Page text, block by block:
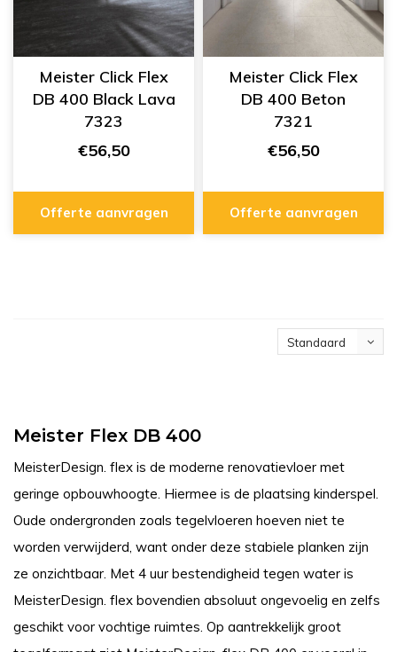
Meister Click Flex
DB 400 Black Lava
7323
€56,50
Offerte aanvragen
Meister Click Flex
DB 400 Beton
7321
€56,50
Offerte aanvragen
Standaard
Meister Flex DB 400
MeisterDesign. flex is de moderne renovatievloer met
geringe opbouwhoogte. Hiermee is de plaatsing kinderspel.
Oude ondergronden zoals tegelvloeren hoeven niet te
worden verwijderd, want onder deze stabiele planken zijn
ze onzichtbaar. Met 4 uur bestendigheid tegen water is
MeisterDesign. flex bovendien absoluut ongevoelig en zelfs
geschikt voor vochtige ruimtes. Op aantrekkelijk groot